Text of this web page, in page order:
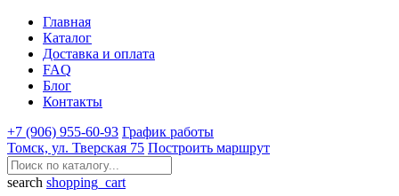
Главная
Каталог
Доставка и оплата
FAQ
Блог
Контакты
+7 (906) 955-60-93 График работы
Томск, ул. Тверская 75 Построить маршрут
search shopping_cart